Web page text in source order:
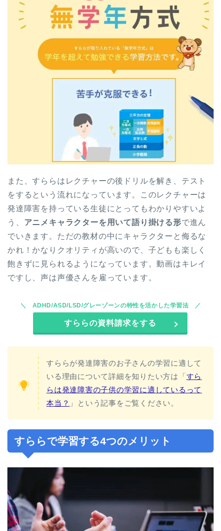
また、すららはレクチャーの後ドリルを解き、テスト
をするという流れになっています。このレクチャーは
発達障害を持っている生徒にとってもわかりやすいよ
う、 アニメキャラクターを用いて語り掛ける形で進ん
でいきます。ただの教材の中にキャラクターと侮るな
かれ！かなりクオリティが高いので、子どもも楽しく
飽きずに見られるようになっています。動画はキレイ
ですし、声は声優さんを雇っています。
ADHD/ASD/LSD/グレーゾーンの特性を活かした学習法
すららの資料請求をする
すららが発達障害のお子さんの学習に適して
いる理由について詳細を知りたい方は「すら
らは発達障害の子供の学習に適しているって
本当？ 」という記事をご覧ください。
すららで学習する4つのメリット